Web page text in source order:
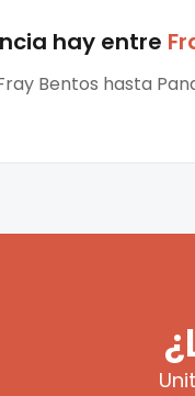
hay entre
Bentos hasta